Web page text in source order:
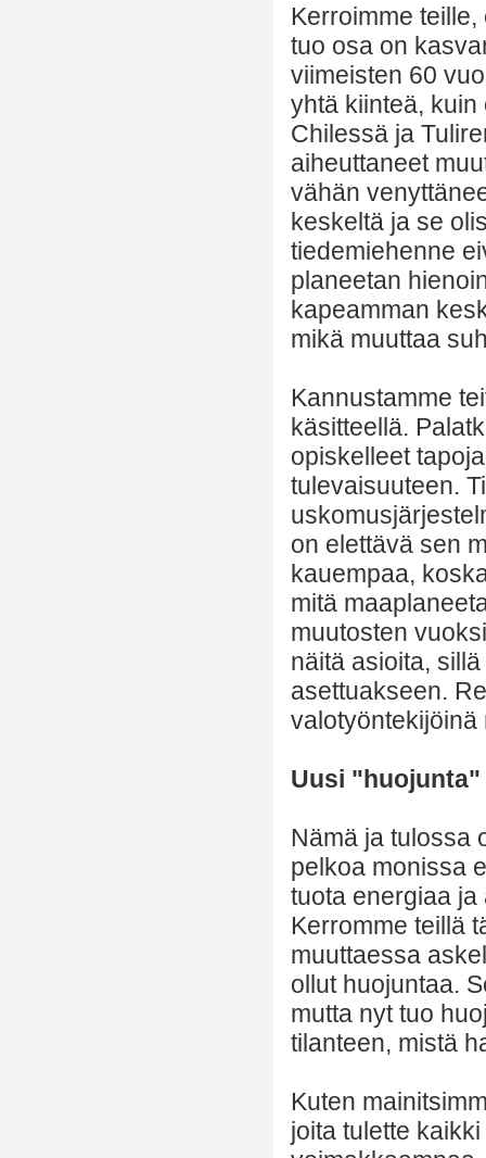
Kerroimme
tuo osa on
viimeisten 60
yhtä kiinteä,
Chilessä ja
aiheuttaneet
vähän
keskeltä ja se
tiedemiehenne
planeetan
kapeamman
mikä muuttaa
Kannustamme
käsitteellä.
opiskelleet
tulevaisuuteen.
on elettävä sen
kauempaa,
mitä
muutosten
näitä asioita,
asettuakseen.
valotyöntekijöinä
Uusi "huojunta"
Nämä ja tulossa
pelkoa monissa
tuota energiaa
Kerromme teillä
muuttaessa
ollut huojuntaa.
mutta nyt tuo
tilanteen, mistä
Kuten
joita tulette